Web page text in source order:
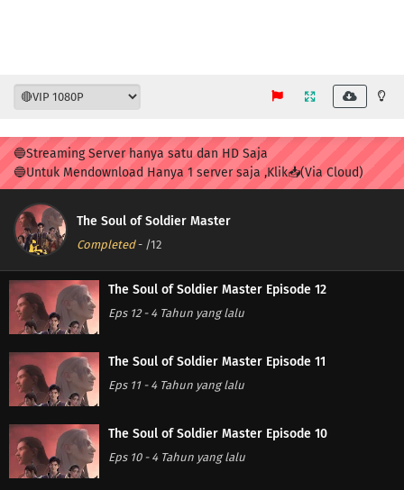
🔵Streaming Server hanya satu dan HD Saja
🔵Untuk Mendownload Hanya 1 server saja ,Klik📥(Via Cloud)
The Soul of Soldier Master
Completed- /12
The Soul of Soldier Master Episode 12
Eps 12- 4 Tahun yang lalu
The Soul of Soldier Master Episode 11
Eps 11- 4 Tahun yang lalu
The Soul of Soldier Master Episode 10
Eps 10- 4 Tahun yang lalu